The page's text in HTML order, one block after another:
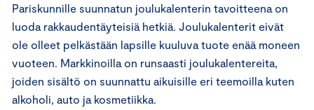
Pariskunnille suunnatun joulukalenterin tavoitteena on
luoda rakkaudentäyteisiä hetkiä. Joulukalenterit eivät
ole olleet pelkästään lapsille kuuluva tuote enää moneen
vuoteen. Markkinoilla on runsaasti joulukalentereita,
joiden sisältö on suunnattu aikuisille eri teemoilla kuten
alkoholi, auto ja kosmetiikka.